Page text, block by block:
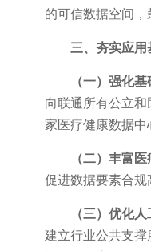
的可信数据空间
三、夯实应用
（一）强化
向联通所有公立
家医疗健康数据
（二）丰富
促进数据要素合
（三）优化
建立行业公共支